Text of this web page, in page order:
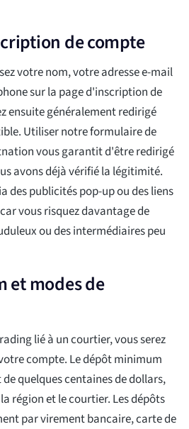
de compte
votre nom, votre adresse e-mail
sur la page d'inscription de
ensuite généralement redirigé
Utiliser notre formulaire de
vous garantit d'être redirigé
avons déjà vérifié la légitimité.
des publicités pop-up ou des liens
vous risquez davantage de
ou des intermédiaires peu
et modes de
lié à un courtier, vous serez
compte. Le dépôt minimum
quelques centaines de dollars,
région et le courtier. Les dépôts
par virement bancaire, carte de